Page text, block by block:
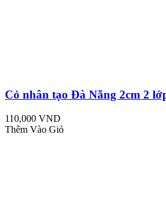
Cỏ nhân tạo Đà Nẵng 2cm 2
110,000 VND
Thêm Vào Giỏ